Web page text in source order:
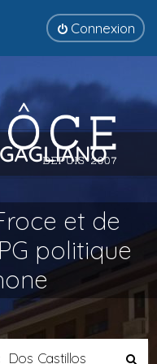
Connexion
et de
politique
Dos Castillos